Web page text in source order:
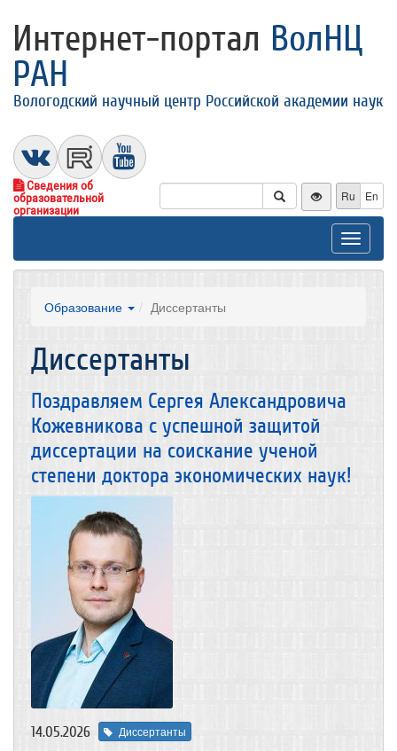
Интернет-портал ВолНЦ
РАН
Вологодский научный центр Российской академии наук
Сведения об
образовательной
организации
Ru En
Toggle
Образование Диссертанты
Диссертанты
Поздравляем Сергея Александровича
Кожевникова с успешной защитой
диссертации на соискание ученой
степени доктора экономических наук!
14.05.2026 Диссертанты